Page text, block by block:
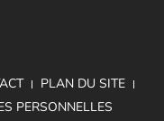
PLAN DU SITE
PERSONNELLES